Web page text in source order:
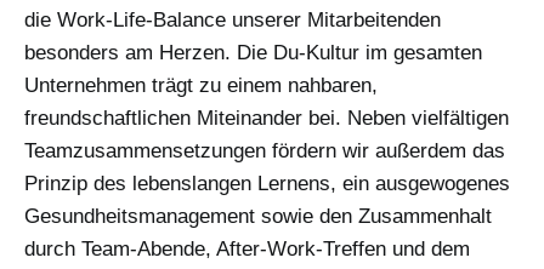
die Work-Life-Balance unserer Mitarbeitenden
besonders am Herzen. Die Du-Kultur im gesamten
Unternehmen trägt zu einem nahbaren,
freundschaftlichen Miteinander bei. Neben vielfältigen
Teamzusammensetzungen fördern wir außerdem das
Prinzip des lebenslangen Lernens, ein ausgewogenes
Gesundheitsmanagement sowie den Zusammenhalt
durch Team-Abende, After-Work-Treffen und dem